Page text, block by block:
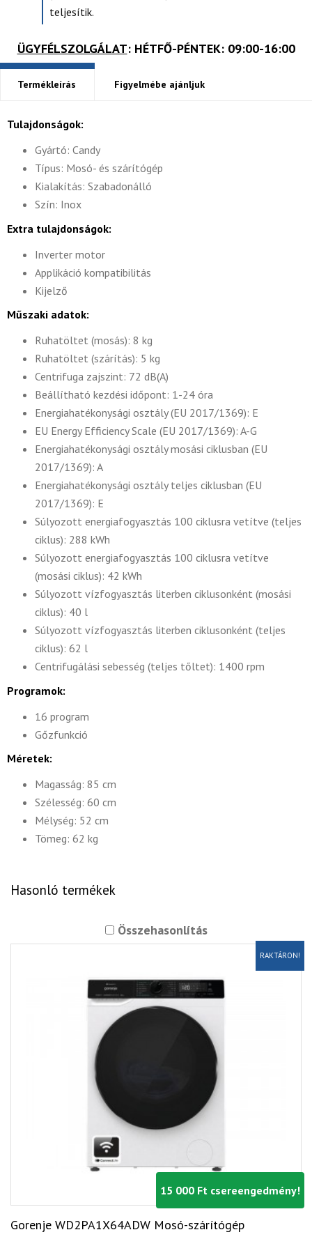
teljesítik.
ÜGYFÉLSZOLGÁLAT: HÉTFŐ-PÉNTEK: 09:00-16:00
Termékleírás Figyelmébe ajánljuk
Tulajdonságok:
Gyártó: Candy
Típus: Mosó- és szárítógép
Kialakítás: Szabadonálló
Szín: Inox
Extra tulajdonságok:
Inverter motor
Applikáció kompatibilitás
Kijelző
Műszaki adatok:
Ruhatöltet (mosás): 8 kg
Ruhatöltet (szárítás): 5 kg
Centrifuga zajszint: 72 dB(A)
Beállítható kezdési időpont: 1-24 óra
Energiahatékonysági osztály (EU 2017/1369): E
EU Energy Efficiency Scale (EU 2017/1369): A-G
Energiahatékonysági osztály mosási ciklusban (EU
2017/1369): A
Energiahatékonysági osztály teljes ciklusban (EU
2017/1369): E
Súlyozott energiafogyasztás 100 ciklusra vetítve (teljes
ciklus): 288 kWh
Súlyozott energiafogyasztás 100 ciklusra vetítve
(mosási ciklus): 42 kWh
Súlyozott vízfogyasztás literben ciklusonként (mosási
ciklus): 40 l
Súlyozott vízfogyasztás literben ciklusonként (teljes
ciklus): 62 l
Centrifugálási sebesség (teljes tőltet): 1400 rpm
Programok:
16 program
Gőzfunkció
Méretek:
Magasság: 85 cm
Szélesség: 60 cm
Mélység: 52 cm
Tömeg: 62 kg
Hasonló termékek
Összehasonlítás
15 000 Ft csereengedmény!
RAKTÁRON!
Gorenje WD2PA1X64ADW Mosó-szárítógép